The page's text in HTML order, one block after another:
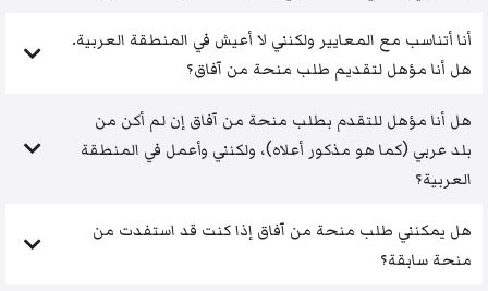
أنا أتناسب مع المعايير ولكنني لا أعيش في المنطقة العربية.
هل أنا مؤهل لتقديم طلب منحة من آفاق؟
هل أنا مؤهل للتقدم بطلب منحة من آفاق إن لم أكن من
بلد عربي (كما هو مذكور أعلاه)، ولكنني وأعمل في المنطقة
العربية؟
هل يمكنني طلب منحة من آفاق إذا كنت قد استفدت من
منحة سابقة؟